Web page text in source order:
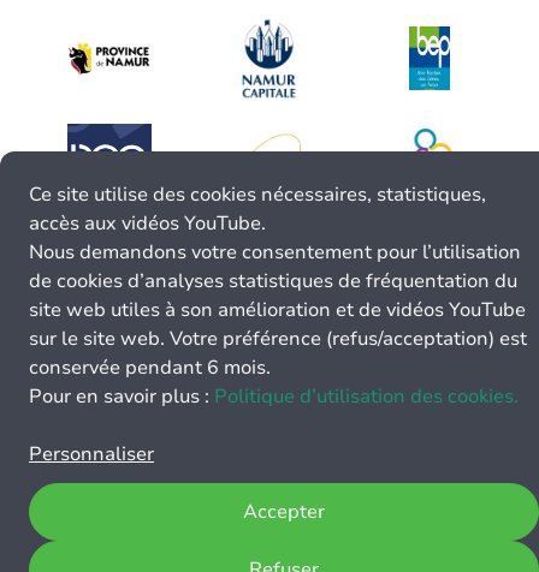
Ce site utilise des cookies nécessaires, statistiques,
accès aux vidéos YouTube.
Nous demandons votre consentement pour l’utilisation
de cookies d’analyses statistiques de fréquentation du
site web utiles à son amélioration et de vidéos YouTube
sur le site web. Votre préférence (refus/acceptation) est
conservée pendant 6 mois.
Pour en savoir plus : Politique d’utilisation des cookies.
Personnaliser
Accepter